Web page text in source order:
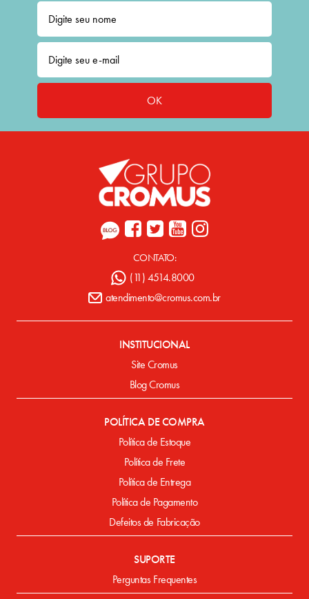
OK
CONTATO:
(11) 4514.8000
atendimento@cromus.com.br
INSTITUCIONAL
Site Cromus
Blog Cromus
POLÍTICA DE COMPRA
Política de Estoque
Política de Frete
Política de Entrega
Política de Pagamento
Defeitos de Fabricação
SUPORTE
Perguntas Frequentes